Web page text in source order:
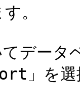
。
データ
」を選